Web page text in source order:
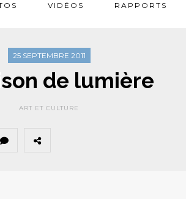
VIDÉOS RAPPORTS
25 SEPTEMBRE 2011
de lumière
ART ET CULTURE